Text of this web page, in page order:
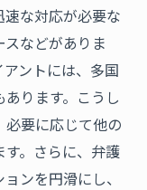
な対応が必要な
などがありま
ントには、多国
ります。こうし
要に応じて他の
。さらに、弁護
ンを円滑にし、